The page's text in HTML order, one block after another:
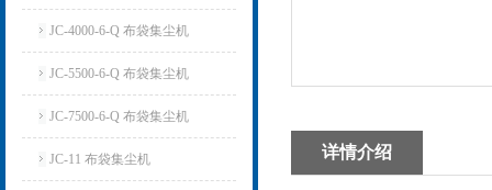
JC-4000-6-Q 布袋集尘机
JC-5500-6-Q 布袋集尘机
JC-7500-6-Q 布袋集尘机
JC-11 布袋集尘机 详情介绍